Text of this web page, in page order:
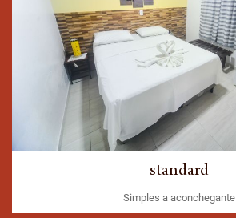
standard
Simples a aconchegante